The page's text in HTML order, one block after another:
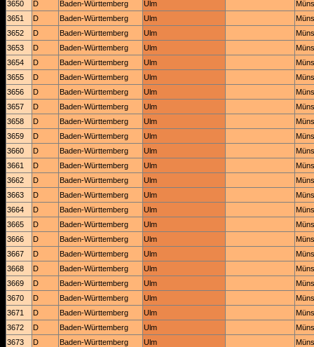
3650
D Baden-Württemberg Ulm
3651
D Baden-Württemberg Ulm
3652
D Baden-Württemberg Ulm
3653
D Baden-Württemberg Ulm
3654
D Baden-Württemberg Ulm
3655
D Baden-Württemberg Ulm
3656
D Baden-Württemberg Ulm
3657
D Baden-Württemberg Ulm
3658
D Baden-Württemberg Ulm
3659
D Baden-Württemberg Ulm
3660
D Baden-Württemberg Ulm
3661
D Baden-Württemberg Ulm
3662
D Baden-Württemberg Ulm
3663
D Baden-Württemberg Ulm
3664
D Baden-Württemberg Ulm
3665
D Baden-Württemberg Ulm
3666
D Baden-Württemberg Ulm
3667
D Baden-Württemberg Ulm
3668
D Baden-Württemberg Ulm
3669
D Baden-Württemberg Ulm
3670
D Baden-Württemberg Ulm
3671
D Baden-Württemberg Ulm
3672
D Baden-Württemberg Ulm
3673
D Baden-Württemberg Ulm